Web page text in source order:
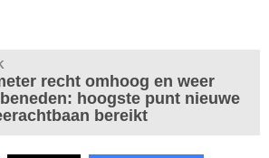
recht omhoog en weer
hoogste punt nieuwe
bereikt